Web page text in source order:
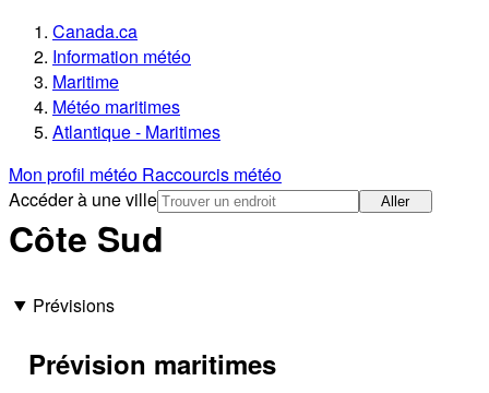
Canada.ca
Information météo
Maritime
Météo maritimes
Atlantique - Maritimes
Mon profil météo Raccourcis météo
Accéder à une ville
Aller
Côte Sud
Prévisions
Prévision maritimes